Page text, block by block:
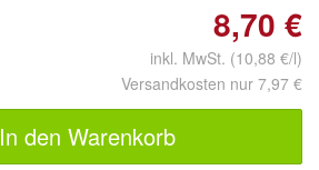
8,70 €
inkl. MwSt. (10,88 €/l)
Versandkosten nur 7,97 €
In den Warenkorb